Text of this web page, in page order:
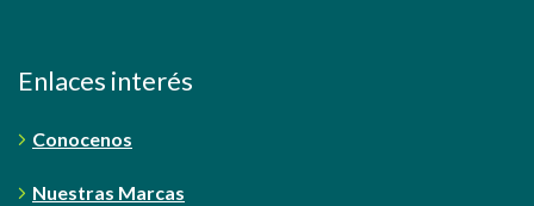
Enlaces interés
Conocenos
Nuestras Marcas